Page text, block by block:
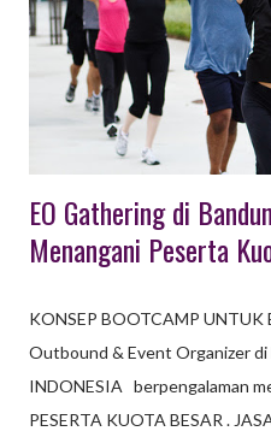
meeting reguler yang biasanya
pada umumnya cukup
agenda pertemuan meeting
kota yang berbeda, perlu
lebih efektif, sekali...
EO Gathering di
Menangani Peserta
KONSEP BOOTCAMP UNTUK
Outbound & Event Organizer di
INDONESIA berpengalaman
PESERTA KUOTA BESAR .